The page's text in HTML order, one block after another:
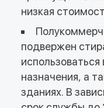
низкая
подвержен
назначения, а
зданиях. В